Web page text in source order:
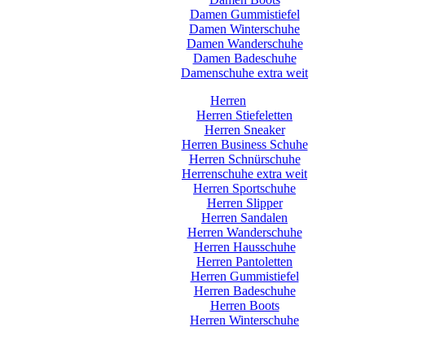
Damen Gummistiefel
Damen Winterschuhe
Damen Wanderschuhe
Damen Badeschuhe
Damenschuhe extra weit
Herren
Herren Stiefeletten
Herren Sneaker
Herren Business Schuhe
Herren Schnürschuhe
Herrenschuhe extra weit
Herren Sportschuhe
Herren Slipper
Herren Sandalen
Herren Wanderschuhe
Herren Hausschuhe
Herren Pantoletten
Herren Gummistiefel
Herren Badeschuhe
Herren Boots
Herren Winterschuhe